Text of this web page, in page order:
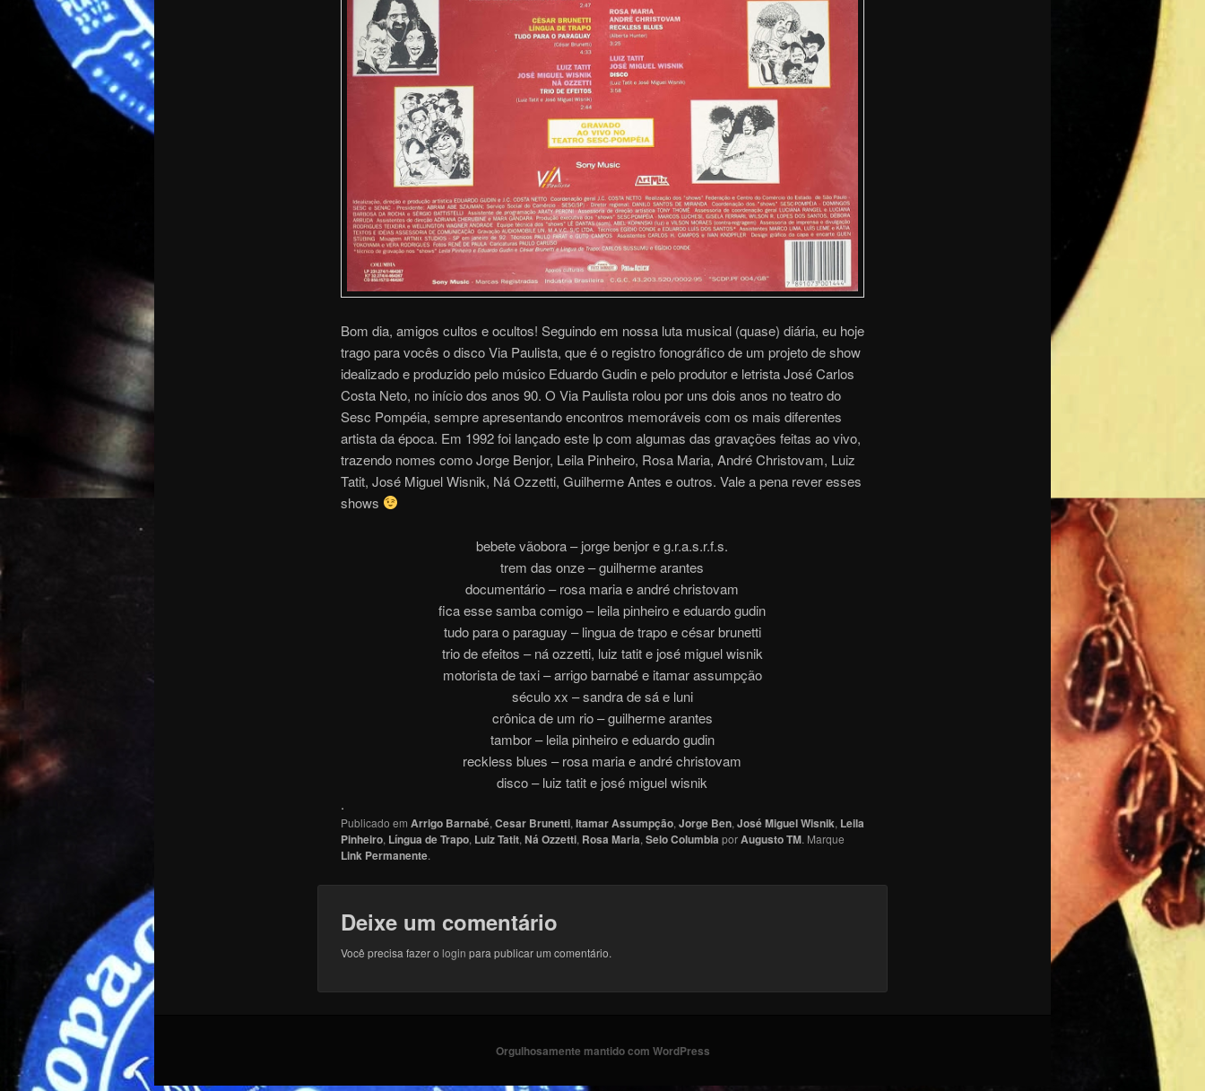
Bom dia, amigos cultos e ocultos! Seguindo em nossa luta musical (quase) diária, eu hoje
trago para vocês o disco Via Paulista, que é o registro fonográfico de um projeto de show
idealizado e produzido pelo músico Eduardo Gudin e pelo produtor e letrista José Carlos
Costa Neto, no início dos anos 90. O Via Paulista rolou por uns dois anos no teatro do
Sesc Pompéia, sempre apresentando encontros memoráveis com os mais diferentes
artista da época. Em 1992 foi lançado este lp com algumas das gravações feitas ao vivo,
trazendo nomes como Jorge Benjor, Leila Pinheiro, Rosa Maria, André Christovam, Luiz
Tatit, José Miguel Wisnik, Ná Ozzetti, Guilherme Antes e outros. Vale a pena rever esses
shows
bebete vãobora – jorge benjor e g.r.a.s.r.f.s.
trem das onze – guilherme arantes
documentário – rosa maria e andré christovam
fica esse samba comigo – leila pinheiro e eduardo gudin
tudo para o paraguay – lingua de trapo e césar brunetti
trio de efeitos – ná ozzetti, luiz tatit e josé miguel wisnik
motorista de taxi – arrigo barnabé e itamar assumpção
século xx – sandra de sá e luni
crônica de um rio – guilherme arantes
tambor – leila pinheiro e eduardo gudin
reckless blues – rosa maria e andré christovam
disco – luiz tatit e josé miguel wisnik
.
Publicado em Arrigo Barnabé, Cesar Brunetti, Itamar Assumpção, Jorge Ben, José Miguel Wisnik, Leila
Pinheiro, Língua de Trapo, Luiz Tatit, Ná Ozzetti, Rosa Maria, Selo Columbia porAugusto TM. Marque
Link Permanente.
Deixe um comentário
Você precisa fazer o login para publicar um comentário.
Orgulhosamente mantido com WordPress